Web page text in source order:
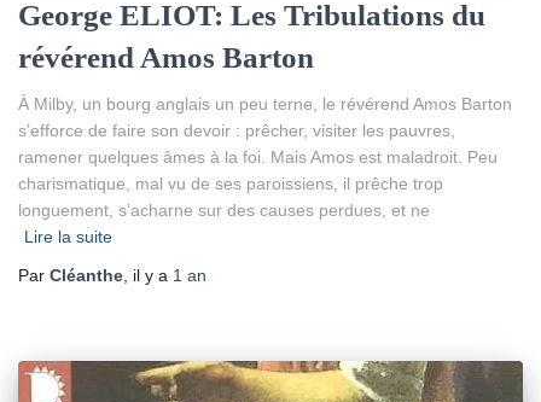
George ELIOT: Les Tribulations du
révérend Amos Barton
À Milby, un bourg anglais un peu terne, le révérend Amos Barton
s’efforce de faire son devoir : prêcher, visiter les pauvres,
ramener quelques âmes à la foi. Mais Amos est maladroit. Peu
charismatique, mal vu de ses paroissiens, il prêche trop
longuement, s’acharne sur des causes perdues, et ne
Lire la suite
Par Cléanthe, il y a 1 an